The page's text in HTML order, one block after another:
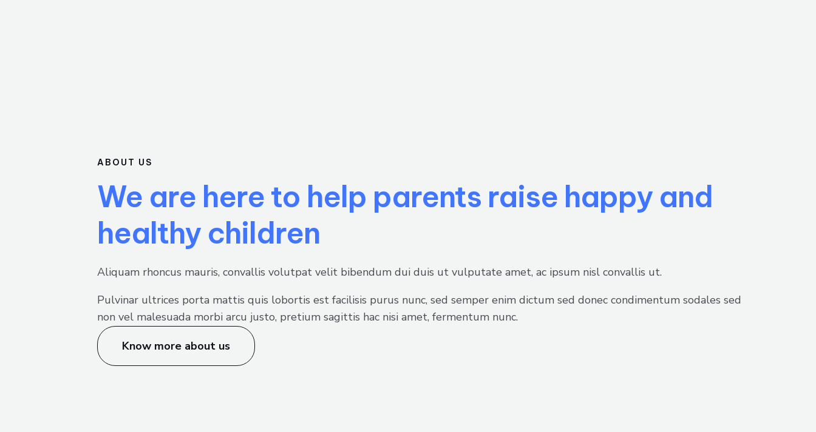
ABOUT US
We are here to help parents raise happy and
healthy children
Aliquam rhoncus mauris, convallis volutpat velit bibendum dui duis ut vulputate amet, ac ipsum nisl convallis ut.
Pulvinar ultrices porta mattis quis lobortis est facilisis purus nunc, sed semper enim dictum sed donec condimentum sodales sed
non vel malesuada morbi arcu justo, pretium sagittis hac nisi amet, fermentum nunc.
Know more about us